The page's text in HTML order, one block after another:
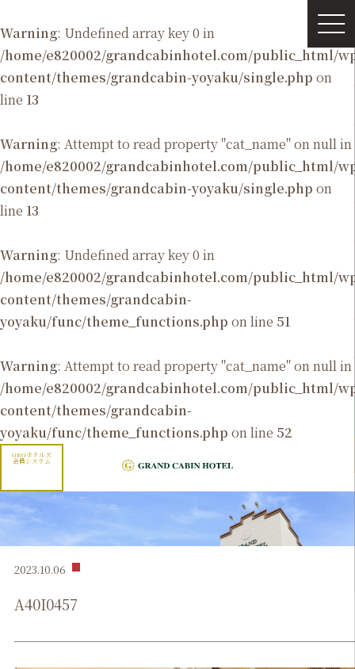
Warning: Undefined array key 0 in
/home/e820002/grandcabinhotel.com/public_html/
content/themes/grandcabin-yoyaku/single.php on
line 13
Warning: Attempt to read property "cat_name" on null in
/home/e820002/grandcabinhotel.com/public_html/
content/themes/grandcabin-yoyaku/single.php on
line 13
Warning: Undefined array key 0 in
/home/e820002/grandcabinhotel.com/public_html/
content/themes/grandcabin-
yoyaku/func/theme_functions.php on line 51
Warning: Attempt to read property "cat_name" on null in
/home/e820002/grandcabinhotel.com/public_html/
content/themes/grandcabin-
yoyaku/func/theme_functions.php on line 52
GRGホテルズ
会員システム
2023.10.06
A40I0457